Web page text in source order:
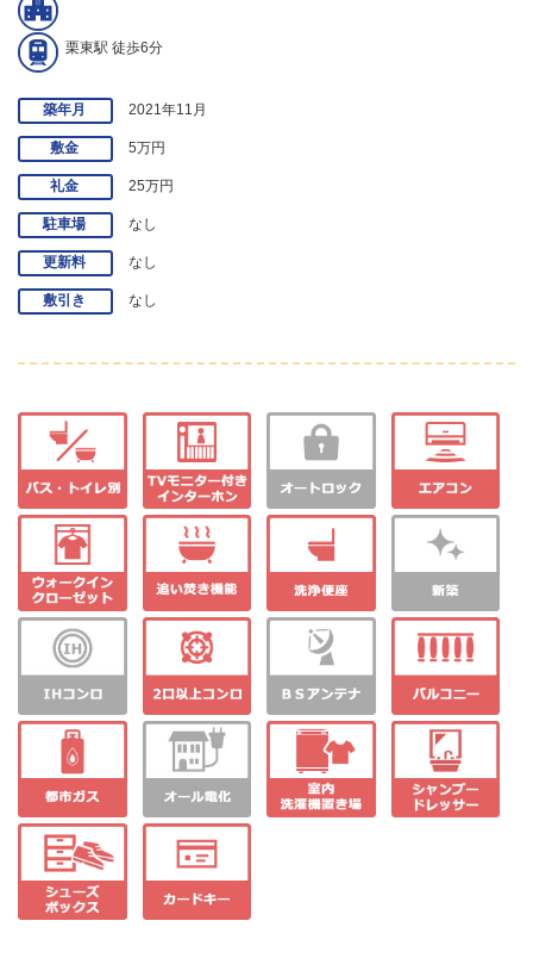
栗東駅 徒歩6分
築年月 2021年11月
敷金 5万円
礼金 25万円
駐車場 なし
更新料 なし
敷引き なし